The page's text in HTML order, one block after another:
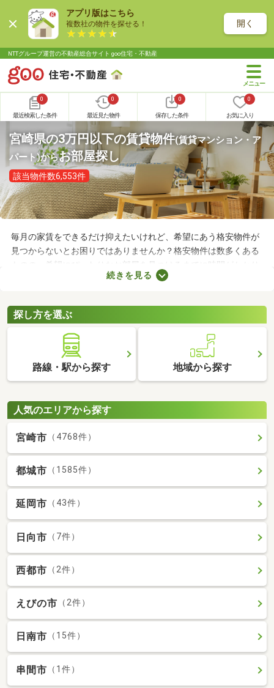
アプリ版はこちら
複数社の物件を探せる！ 開く
NTTグループ運営の不動産総合サイト goo住宅・不動産
0
最近検索した条件
0
最近見た物件
0
保存した条件
0
お気に入り
宮崎県の3万円以下の賃貸物件(賃貸マンション・ア
パート)からお部屋探し
該当物件数6,553件
毎月の家賃をできるだけ抑えたいけれど、希望にあう格安物件が
見つからないとお困りではありませんか？格安物件は数多くある
ものの、希望にぴったりなお部屋を見つけるまでに時間がかかり
ます。ここでは、費用重視の方におすすめの家賃3万円以下の物
るお部屋を探してみましょう。
続きを見る
探し方を選ぶ
路線・駅から探す 地域から探す
人気のエリアから探す
宮崎市 （4768件）
都城市 （1585件）
延岡市 （43件）
日向市 （7件）
西都市 （2件）
えびの市 （2件）
日南市 （15件）
串間市 （1件）